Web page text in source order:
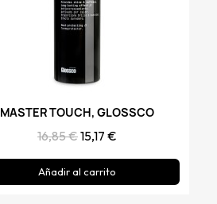
Vista rápida
MASTER TOUCH, GLOSSCO
16,85 €15,17 €
Añadir al carrito